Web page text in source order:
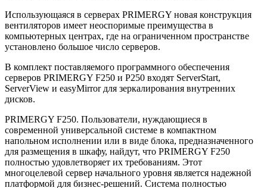
Использующаяся в серверах PRIMERGY новая конструкция
вентиляторов имеет неоспоримые преимущества в
компьютерных центрах, где на ограниченном пространстве
установлено большое число серверов.
В комплект поставляемого программного обеспечения
серверов PRIMERGY F250 и P250 входят ServerStart,
ServerView и easyMirror для зеркалирования внутренних
дисков.
PRIMERGY F250. Пользователи, нуждающиеся в
современной универсальной системе в компактном
напольном исполнении или в виде блока, предназначенного
для размещения в шкафу, найдут, что PRIMERGY F250
полностью удовлетворяет их требованиям. Этот
многоцелевой сервер начального уровня является надежной
платформой для бизнес-решений. Система полностью